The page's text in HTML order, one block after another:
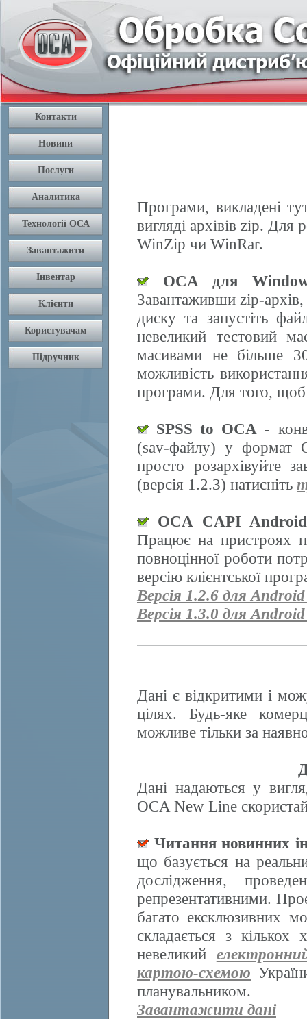
Програми, викладені
вигляді архівів zip. Для
WinZip чи WinRar.
OCA для
Завантаживши zip-
диску та запустіть
невеликий тестовий
масивами не більше
можливість
програми. Для того, щоб
SPSS to OCA -
(sav-файлу) у формат
просто розархівуйте
(версія 1.2.3) натисніть
OCA CAPI Android
Працює на пристроях
повноцінної роботи
версію клієнтської
Версія 1.2.6 для
Версія 1.3.0 для
Дані є відкритими і
цілях. Будь-яке
можливе тільки за
Дані надаються у
OCA New Line
Читання новинних
що базується на
дослідження,
репрезентативними.
багато ексклюзивних
складається з
невеликий
картою-схемою
планувальником.
Завантажити дані